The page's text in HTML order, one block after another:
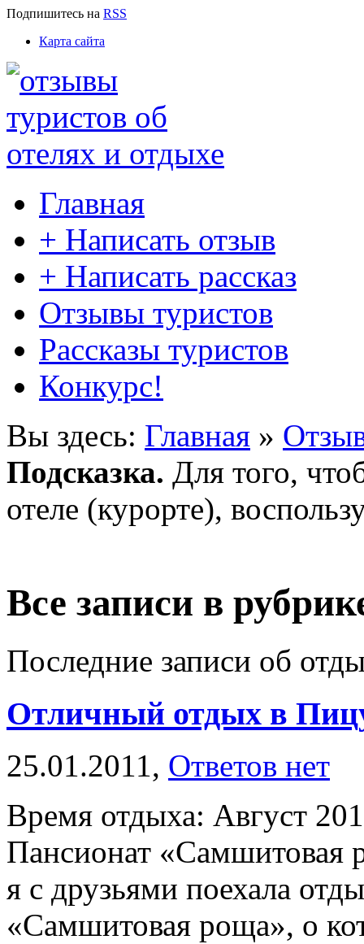
Подпишитесь на RSS
Карта сайта
Главная
+ Написать отзыв
+ Написать рассказ
Отзывы туристов
Рассказы туристов
Конкурс!
Вы здесь: Главная »
Подсказка. Для того,
отеле (курорте),
Все записи в
Последние записи об
Отличный отдых в
25.01.2011, Ответов нет
Время отдыха: Август
Пансионат «Самшитовая
я с друзьями поехала
«Самшитовая роща», о